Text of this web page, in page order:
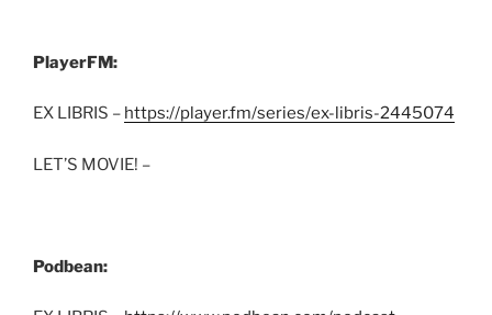
PlayerFM:
EX LIBRIS – https://player.fm/series/ex-libris-2445074
LET’S MOVIE! –
Podbean: